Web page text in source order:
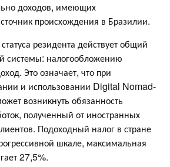
доходов, имеющих
происхождения в Бразилии.
резидента действует общий
системы: налогообложению
Это означает, что при
и использовании Digital Nomad-
возникнуть обязанность
полученный от иностранных
Подоходный налог в стране
шкале, максимальная
27,5%.